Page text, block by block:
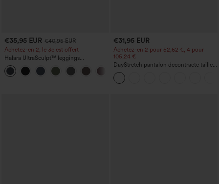
€35,95 EUR €40,95 EUR
Achetez-en 2, le 3e est offert
Halara UltraSculpt™ leggings
d'entraînement taille haute — fronces
liftantes pour le fessier, maintien gainant
du ventre et poche
€31,95 EUR
Achetez-en 2 pour 52,62 €, 4 pour
105,24 €
DayStretch pantalon décontracté taille
haute avec poches et coupe droite